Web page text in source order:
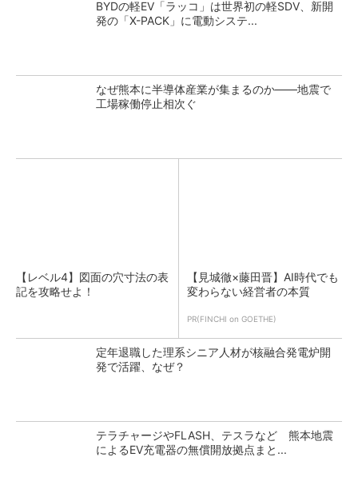
BYDの軽EV「ラッコ」は世界初の軽SDV、新開
発の「X-PACK」に電動システ...
なぜ熊本に半導体産業が集まるのか――地震で
工場稼働停止相次ぐ
【レベル4】図面の穴寸法の表
記を攻略せよ！
【見城徹×藤田晋】AI時代でも
変わらない経営者の本質
PR(FINCHI on GOETHE)
定年退職した理系シニア人材が核融合発電炉開
発で活躍、なぜ？
テラチャージやFLASH、テスラなど 熊本地震
によるEV充電器の無償開放拠点まと...